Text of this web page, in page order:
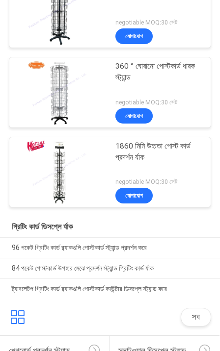
negotiable MOQ:30 সেট
যোগাযোগ
360 ° ঘোরানো পোস্টকার্ড ধারক
স্ট্যান্ড
negotiable MOQ:30 সেট
যোগাযোগ
1860 মিমি উচ্চতা পোস্ট কার্ড
প্রদর্শন র্যাক
negotiable MOQ:30 সেট
যোগাযোগ
গ্রিটিং কার্ড ডিসপ্লে র্যাক
96 পকেট গ্রিটিং কার্ড র‌্যাকগুলি পোস্টকার্ড স্ট্যান্ড প্রদর্শন করে
84 পকেট পোস্টকার্ড উপহার মেঝে প্রদর্শন স্ট্যান্ড গ্রিটিং কার্ড র্যাক
ট্যাবলেটপ গ্রিটিং কার্ড র‌্যাকগুলি পোস্টকার্ড কাউন্টার ডিসপ্লে স্ট্যান্ড করে
সব